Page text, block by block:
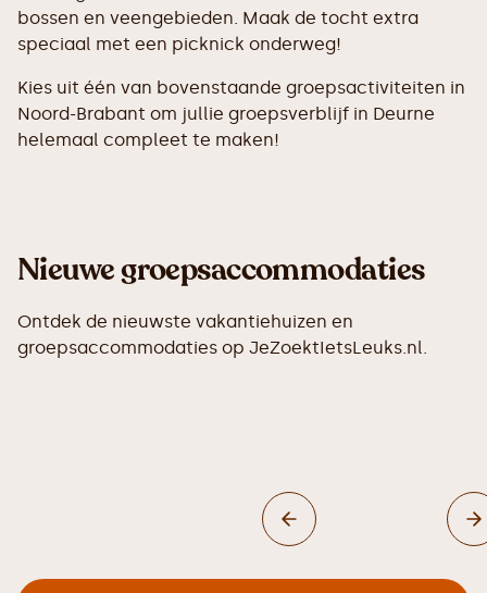
bossen en veengebieden. Maak de tocht extra
speciaal met een picknick onderweg!
Kies uit één van bovenstaande groepsactiviteiten in
Noord-Brabant om jullie groepsverblijf in Deurne
helemaal compleet te maken!
Nieuwe groepsaccommodaties
Ontdek de nieuwste vakantiehuizen en
groepsaccommodaties op JeZoektIetsLeuks.nl.